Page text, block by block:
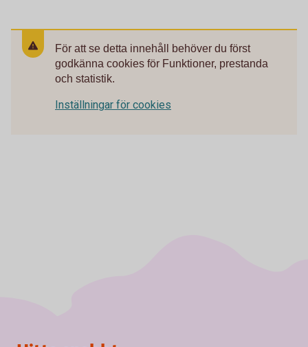
För att se detta innehåll behöver du först
godkänna cookies för Funktioner, prestanda
och statistik.
Inställningar för cookies